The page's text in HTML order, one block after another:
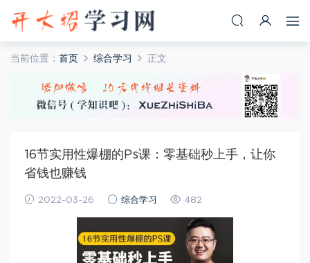
当前位置： 首页 综合学习 正文
16节实用性爆棚的Ps课：零基础秒上手，让你
省钱也赚钱
2022-03-26 综合学习 482